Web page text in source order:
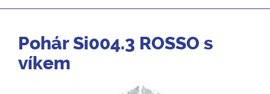
Pohár Si004.3 ROSSO s
víkem